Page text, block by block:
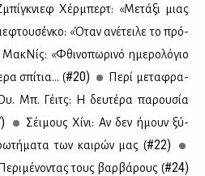
Χέρ­μπερτ: «Με­τά­ξι μιας
«Όταν ανέ­τει­λε το πρό­
Μα­κΝίς: «Φθι­νο­πω­ρι­νό ημε­ρο­λό­γιο
σπί­τια... (#20)
Πε­ρί με­τα­φρα­
Μπ. Γέιτς: Η δευ­τέ­ρα πα­ρου­σία
Σέι­μους Χί­νι: Αν δεν ήμουν ξύ­
των και­ρών μας (#22)
Πε­ρι­μέ­νο­ντας τους βαρ­βά­ρους (#24)